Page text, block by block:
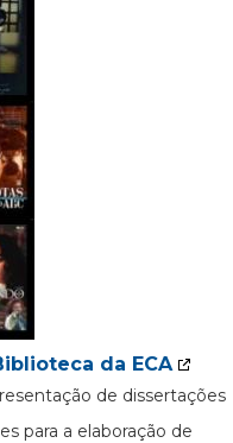
da ECA
de dissertações
para a elaboração de